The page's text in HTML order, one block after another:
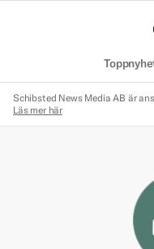
Schibsted News Media AB är
Läs mer här